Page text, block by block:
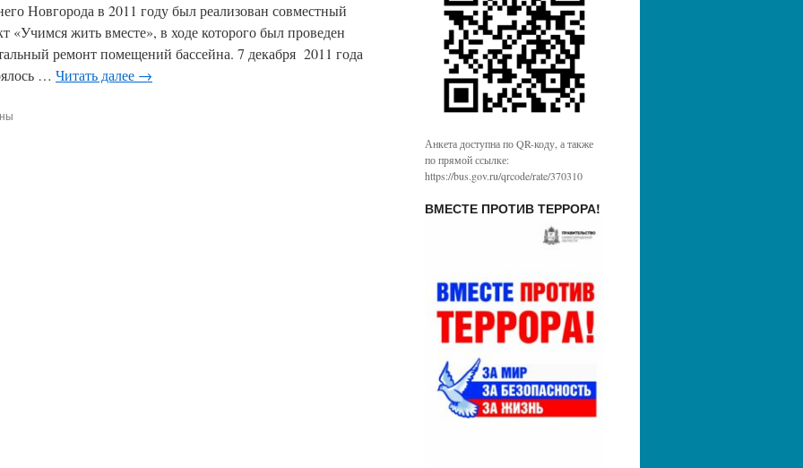
Новгорода в 2011 году был реализован совместный
«Учимся жить вместе», в ходе которого был проведен
ремонт помещений бассейна. 7 декабря 2011 года
… Читать далее →
Анкета доступна по QR-коду, а также
по прямой ссылке:
https://bus.gov.ru/qrcode/rate/370310
ВМЕСТЕ ПРОТИВ ТЕРРОРА!